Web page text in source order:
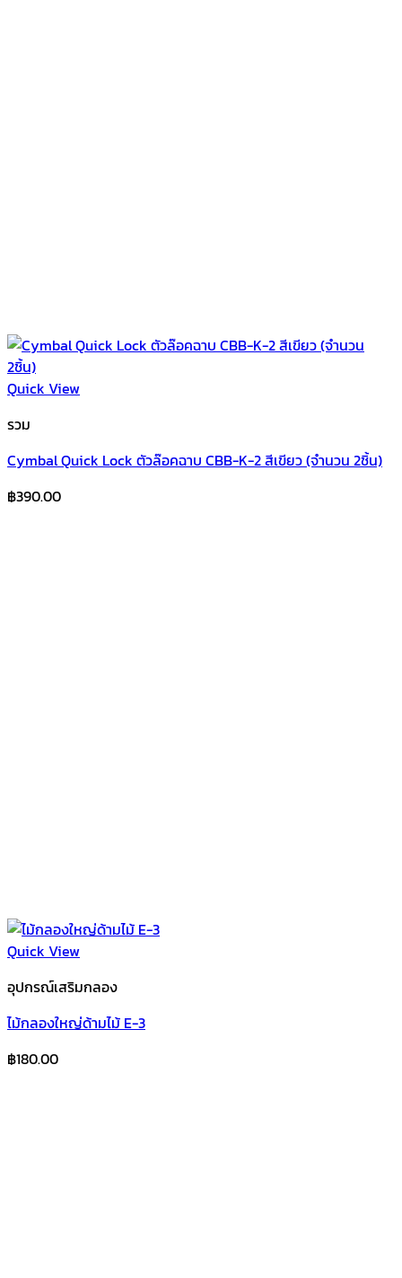
Quick View
รวม
Cymbal Quick Lock ตัวล๊อคฉาบ CBB-K-2 สีเขียว (จำนวน 2ชิ้น)
฿390.00
Quick View
อุปกรณ์เสริมกลอง
ไม้กลองใหญ่ด้ามไม้ E-3
฿180.00